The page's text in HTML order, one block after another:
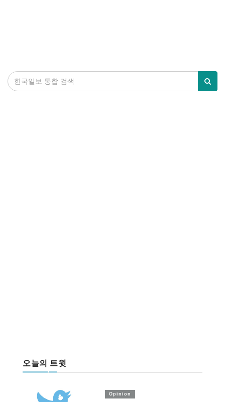
오늘의 트윗
Opinion